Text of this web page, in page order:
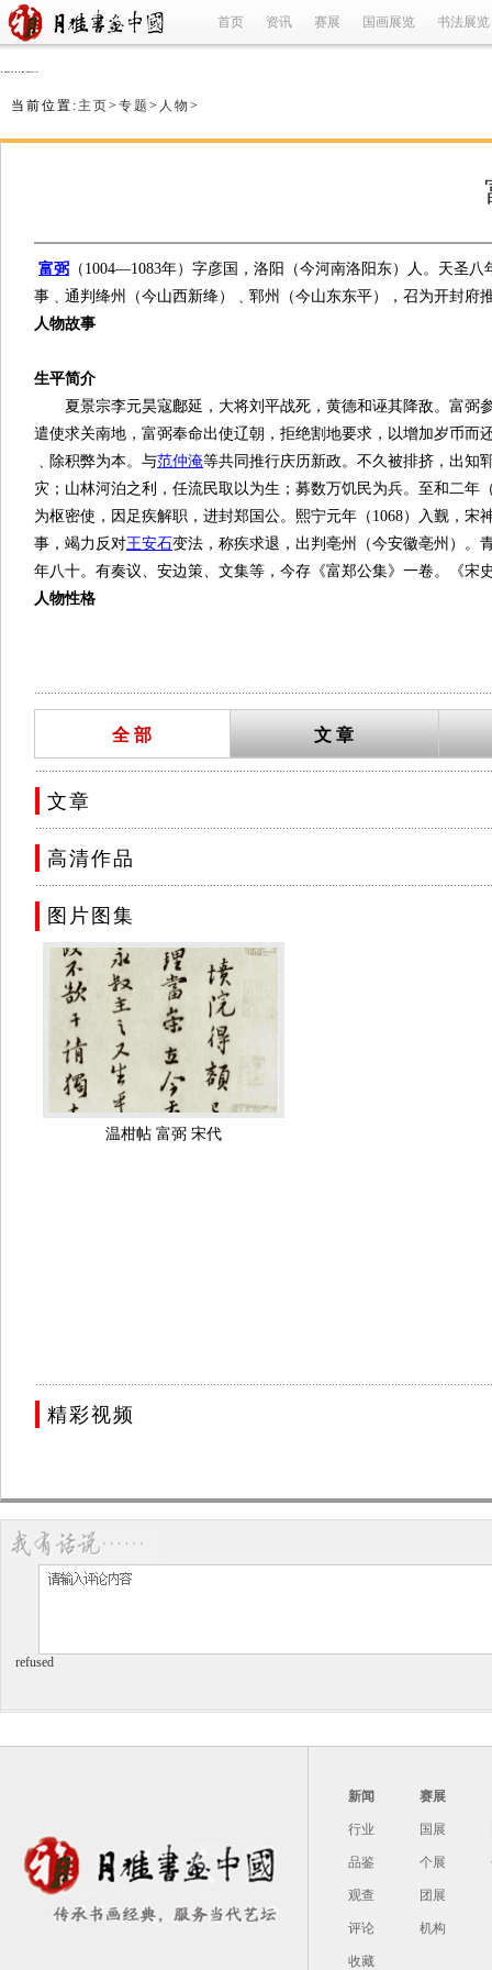
首页 资讯 赛展 国画展览 书法展览
refused
当前位置: 主页> 专题 > 人物 >
富弼 （1004—1083年）字彦国，洛阳（今河南洛阳东）人。天圣
事﹑通判绛州（今山西新绛）﹑郓州（今山东东平），召为开封府
人物故事
生平简介
夏景宗李元昊寇鄜延，大将刘平战死，黄德和诬其降敌。富弼
遣使求关南地，富弼奉命出使辽朝，拒绝割地要求，以增加岁币
﹑除积弊为本。与范仲淹等共同推行庆历新政。不久被排挤，出知
灾；山林河泊之利，任流民取以为生；募数万饥民为兵。至和二年
为枢密使，因足疾解职，进封郑国公。熙宁元年（1068）入觐，
事，竭力反对王安石变法，称疾求退，出判亳州（今安徽亳州）。
年八十。有奏议、安边策、文集等，今存《富郑公集》一卷。《宋
人物性格
仁宗时，宋、辽关系又趋紧张，契丹屯兵北境，要求遣使谈判，
挺身而出，两度出使契丹。在谈判中，他从各方面陈述了双方的
年不见战事，天下称善。
富弼拒赏
富弼克己奉公，为官清正，颇有廉声。《宋稗类钞品行》记载，
遗留器物，都拿来赏赐给朝廷重臣。众臣叩头感谢领赏之后，一
恩，然后就坚决推辞不接受这份额外的赏赐。赵曙有些不高兴，轻
然很微薄，但关键是额外所赐。大臣接受额外的赏赐而不谢绝，
在北宋的宰相中，富弼和文彦博是老寿星：文彦博活到92岁，富
里只撷取几朵浪花，来观照他的一生。
聪明睿智
富弼年少时走在洛阳大街上，有人过来悄声说：“某某在背后骂
说：“怕是在骂别人吧，估计是有人跟我同名同姓。”骂他的人“闻
年少的富弼分明是假装糊涂，却显示了他的聪明睿智。善于消
曾谈到“放大痛苦”和“淡化痛苦”这个话题。当时她举了两个例子
说：“唉！只剩下半瓶酒了！”于是喝起了闷酒；乐观主义者却很
子可曾婚配？”范仲淹回答：“尚未婚配。”晏殊满意地点了点头。
到绛州（今山西新绛）﹑郓州（今山东东平）为官。几年后山东
礼相送。后来朝廷追究，派出工作组下来严查。
自有主见
范仲淹坐镇处理这些事。富弼对范仲淹说：“这些州县长官拿着
富弼不同意范仲淹的看法，脸红脖子粗地与自己的恩师争执起来
范仲淹事后说：“富弼不同俗流，我欣赏他，就是因为这呀。”
富弼遇事有主见，不盲从，不随便附和别人，即便对天子也是
庆历新政
当时的宋仁宗赵祯，看到了大宋政策的弊端，要做一些改革。在
改革措施。历史上把这次改革称为“庆历新政”。
全 部 文 章
文章
高清作品
图片图集
温柑帖 富弼 宋代
精彩视频
refused
新闻
行业
品鉴
观查
评论
收藏
赛展
国展
个展
团展
机构